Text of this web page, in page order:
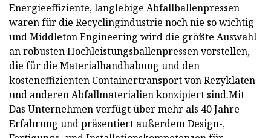
Energieeffiziente, langlebige Abfallballenpressen
waren für die Recyclingindustrie noch nie so wichtig
und Middleton Engineering wird die größte Auswahl
an robusten Hochleistungsballenpressen vorstellen,
die für die Materialhandhabung und den
kosteneffizienten Containertransport von Rezyklaten
und anderen Abfallmaterialien konzipiert sind.Mit
Das Unternehmen verfügt über mehr als 40 Jahre
Erfahrung und präsentiert außerdem Design-,